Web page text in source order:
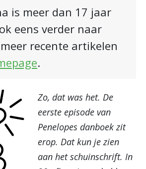
is meer dan 17 jaar
eens verder naar
recente artikelen
.
Zo, dat was het. De
eerste episode van
Penelopes danboek zit
erop. Dat kun je zien
aan het schuinschrift. In